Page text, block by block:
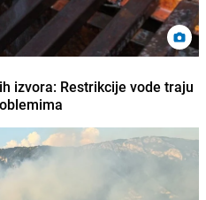
izvora: Restrikcije vode traju